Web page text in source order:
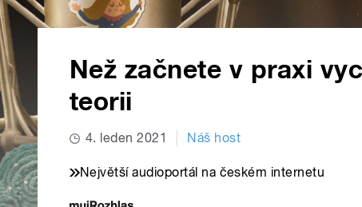
Než začnete v praxi
teorii
4. leden 2021 Náš host
Největší audioportál na českém internetu